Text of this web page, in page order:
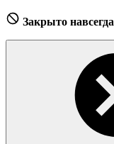
Закрыто навсегда